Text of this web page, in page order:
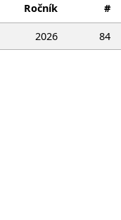
Ročník #
2026 84